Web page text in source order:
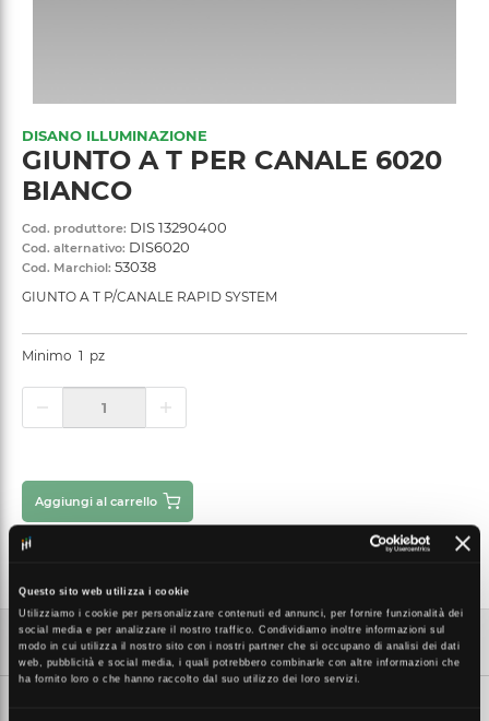
Questo sito web utilizza i cookie
Utilizziamo i cookie per personalizzare contenuti ed annunci, per fornire funzionalità dei
social media e per analizzare il nostro traffico. Condividiamo inoltre informazioni sul
modo in cui utilizza il nostro sito con i nostri partner che si occupano di analisi dei dati
web, pubblicità e social media, i quali potrebbero combinarle con altre informazioni che
ha fornito loro o che hanno raccolto dal suo utilizzo dei loro servizi.
DISANO ILLUMINAZIONE
GIUNTO A T PER CANALE 6020
BIANCO
Cod. produttore: DIS 13290400
Cod. alternativo: DIS6020
Cod. Marchiol: 53038
GIUNTO A T P/CANALE RAPID SYSTEM
Minimo 1 pz
Aggiungi al carrello